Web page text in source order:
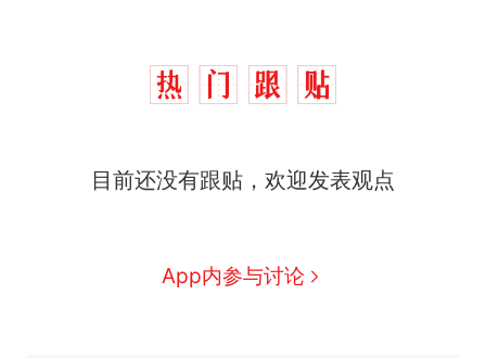
目前还没有跟贴，欢迎发表观点
App内参与讨论
人生
新 搬家报价570元，搬到楼下